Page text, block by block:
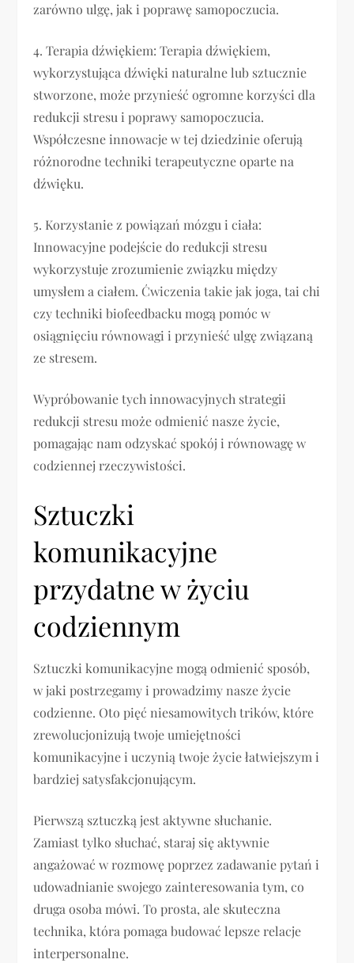
zarówno ulgę, jak i poprawę samopoczucia.
4. Terapia dźwiękiem: Terapia dźwiękiem,
wykorzystująca dźwięki naturalne lub sztucznie
stworzone, może przynieść ogromne korzyści dla
redukcji stresu i poprawy samopoczucia.
Współczesne innowacje w tej dziedzinie oferują
różnorodne techniki terapeutyczne oparte na
dźwięku.
5. Korzystanie z powiązań mózgu i ciała:
Innowacyjne podejście do redukcji stresu
wykorzystuje zrozumienie związku między
umysłem a ciałem. Ćwiczenia takie jak joga, tai chi
czy techniki biofeedbacku mogą pomóc w
osiągnięciu równowagi i przynieść ulgę związaną
ze stresem.
Wypróbowanie tych innowacyjnych strategii
redukcji stresu może odmienić nasze życie,
pomagając nam odzyskać spokój i równowagę w
codziennej rzeczywistości.
Sztuczki
komunikacyjne
przydatne w życiu
codziennym
Sztuczki komunikacyjne mogą odmienić sposób,
w jaki postrzegamy i prowadzimy nasze życie
codzienne. Oto pięć niesamowitych trików, które
zrewolucjonizują twoje umiejętności
komunikacyjne i uczynią twoje życie łatwiejszym i
bardziej satysfakcjonującym.
Pierwszą sztuczką jest aktywne słuchanie.
Zamiast tylko słuchać, staraj się aktywnie
angażować w rozmowę poprzez zadawanie pytań i
udowadnianie swojego zainteresowania tym, co
druga osoba mówi. To prosta, ale skuteczna
technika, która pomaga budować lepsze relacje
interpersonalne.